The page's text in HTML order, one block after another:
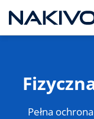
Pełna